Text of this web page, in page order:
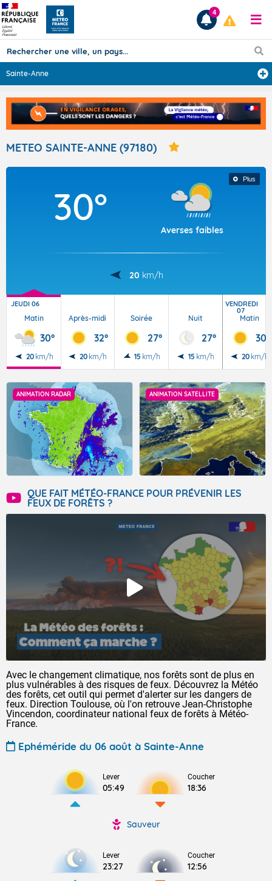
Prévisions
TOUS LES RÉSULTATS
Articles
4
Sainte-Anne
METEO SAINTE-ANNE (97180)
Plus
30°
Averses faibles
20 km/h
JEUDI 06
Matin
30°
20 km/h
Après-midi
32°
20 km/h
Soirée
27°
15 km/h
Nuit
27°
15 km/h
VENDREDI
07
Matin
30°
20 km/h
ANIMATION RADAR ANIMATION SATELLITE
QUE FAIT MÉTÉO-FRANCE POUR PRÉVENIR LES
FEUX DE FORÊTS ?
Avec le changement climatique, nos forêts sont de plus en
plus vulnérables à des risques de feux. Découvrez la Météo
des forêts, cet outil qui permet d'alerter sur les dangers de
feux. Direction Toulouse, où l'on retrouve Jean-Christophe
Vincendon, coordinateur national feux de forêts à Météo-
France.
Ephéméride du 06 août à Sainte-Anne
Lever
05:49
Coucher
18:36
Sauveur
Lever
23:27
Coucher
12:56